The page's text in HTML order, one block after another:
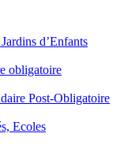
d’Enfants
obligatoire
Post-Obligatoire
Ecoles